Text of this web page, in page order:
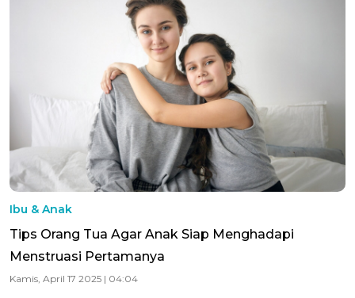
Ibu & Anak
Tips Orang Tua Agar Anak Siap Menghadapi
Menstruasi Pertamanya
Kamis, April 17 2025 | 04:04